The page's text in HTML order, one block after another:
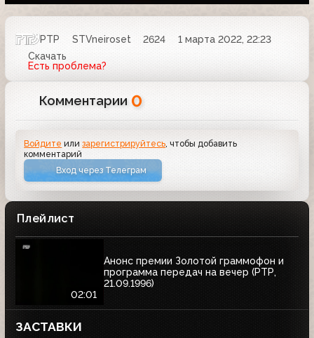
РТР STVneiroset 2624
1 марта 2022, 22:23
Скачать
Есть проблема?
Комментарии 0
Войдите илизарегистрируйтесь, чтобы добавить
комментарий
Вход через Телеграм
Плейлист
02:01
Анонс премии Золотой граммофон и
программа передач на вечер (РТР,
21.09.1996)
ЗАСТАВКИ